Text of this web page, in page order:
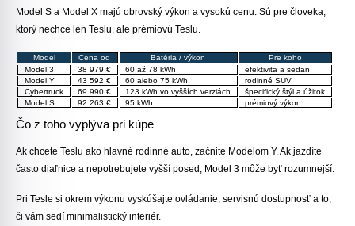
Model S a Model X majú obrovský výkon a vysokú cenu. Sú pre človeka,
ktorý nechce len Teslu, ale prémiovú Teslu.
Model Cena od Batéria / výkon
Pre koho
Model 3
38 979 € 60 až 78 kWh
efektivita a sedan
Model Y
43 592 € 60 alebo 75 kWh
rodinné SUV
Cybertruck
69 990 € 123 kWh vo vyšších verziách
špecifický štýl a úžitok
Model S
92 263 € 95 kWh prémiový výkon
Čo z toho vyplýva pri kúpe
Ak chcete Teslu ako hlavné rodinné auto, začnite Modelom Y. Ak jazdíte
často diaľnice a nepotrebujete vyšší posed, Model 3 môže byť rozumnejší.
Pri Tesle si okrem výkonu vyskúšajte ovládanie, servisnú dostupnosť a to,
či vám sedí minimalistický interiér.